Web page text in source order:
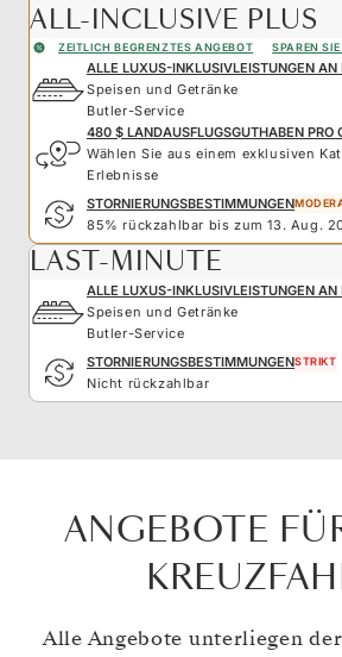
ALL-INCLUSIVE PLUS
ZEITLICH BEGRENZTES ANGEBOT SPAREN
ALLE LUXUS-INKLUSIVLEISTUNGEN AN
Speisen und Getränke
Butler-Service
480 $ LANDAUSFLUGSGUTHABEN PRO
Wählen Sie aus einem exklusiven
Erlebnisse
STORNIERUNGSBESTIMMUNGEN
85% rückzahlbar bis zum 13. Aug.
LAST-MINUTE
ALLE LUXUS-INKLUSIVLEISTUNGEN AN
Speisen und Getränke
Butler-Service
STORNIERUNGSBESTIMMUNGENSTRIKT
Nicht rückzahlbar
ANGEBOTE
Alle Angebote unterliegen